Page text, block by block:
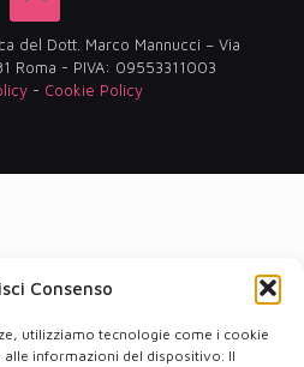
Consenso
utilizziamo tecnologie come i cookie
informazioni del dispositivo. Il
del Dott. Marco Mannucci – Via
Roma - PIVA: 09553311003
- Cookie Policy